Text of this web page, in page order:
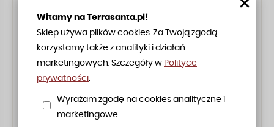
Witamy na Terrasanta.pl!
Sklep używa plików cookies. Za Twoją zgodą
korzystamy także z analityki i działań
marketingowych. Szczegóły w Polityce
prywatności
Wyrażam zgodę na cookies analityczne i
marketingowe.